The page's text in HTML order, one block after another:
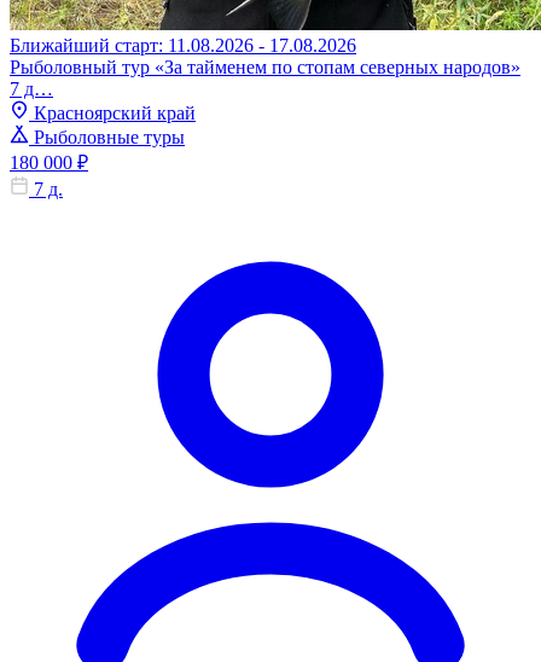
Ближайший старт: 11.08.2026 - 17.08.2026
Рыболовный тур «За тайменем по стопам северных народов»
7 д…
Красноярский край
Рыболовные туры
180 000 ₽
7 д.